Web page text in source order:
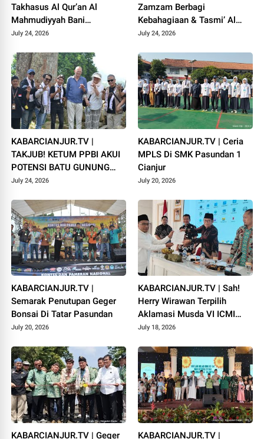
Takhasus Al Qur’an Al
Mahmudiyyah Bani
Suparman Assatinem
July 24, 2026
Zamzam Berbagi
Kebahagiaan & Tasmi’ Al
Qur’an Sambut Muharram
July 24, 2026
KABARCIANJUR.TV |
TAKJUB! KETUM PPBI AKUI
POTENSI BATU GUNUNG
PADANG
July 24, 2026
KABARCIANJUR.TV | Ceria
MPLS Di SMK Pasundan 1
Cianjur
July 20, 2026
KABARCIANJUR.TV |
Semarak Penutupan Geger
Bonsai Di Tatar Pasundan
July 20, 2026
KABARCIANJUR.TV | Sah!
Herry Wirawan Terpilih
Aklamasi Musda VI ICMI
Orda Cianjur
July 18, 2026
KABARCIANJUR.TV | Geger KABARCIANJUR.TV |